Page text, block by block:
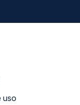
Termos de uso